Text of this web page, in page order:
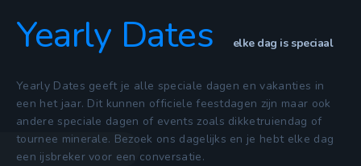
Yearly Dates elke dag is speciaal
Yearly Dates geeft je alle speciale dagen en vakanties in
een het jaar. Dit kunnen officiele feestdagen zijn maar ook
andere speciale dagen of events zoals dikketruiendag of
tournee minerale. Bezoek ons dagelijks en je hebt elke dag
een ijsbreker voor een conversatie.